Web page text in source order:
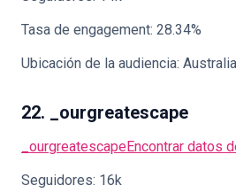
Tasa de engagement: 28.34%
Ubicación de la audiencia:
22. _ourgreatescape
_ourgreatescapeEncontrar datos
Seguidores: 16k